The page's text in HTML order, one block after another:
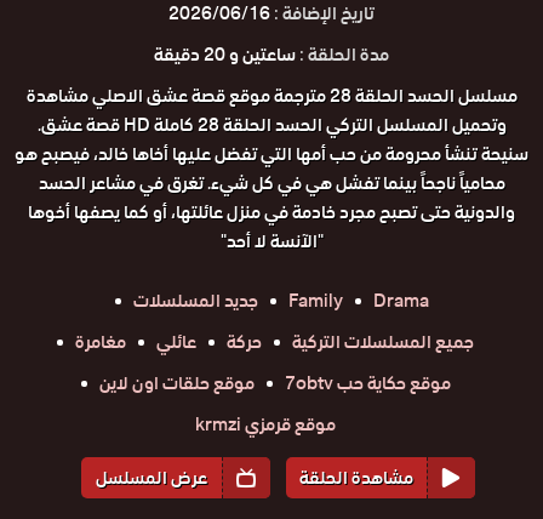
تاريخ الإضافة :2026/06/16
مدة الحلقة :ساعتين و 20 دقيقة
مسلسل الحسد الحلقة 28 مترجمة موقع قصة عشق الاصلي مشاهدة
وتحميل المسلسل التركي الحسد الحلقة 28 كاملة HD قصة عشق.
سنيحة تنشأ محرومة من حب أمها التي تفضل عليها أخاها خالد، فيصبح هو
محامياً ناجحاً بينما تفشل هي في كل شيء. تغرق في مشاعر الحسد
والدونية حتى تصبح مجرد خادمة في منزل عائلتها، أو كما يصفها أخوها
"الآنسة لا أحد"
Drama
Family
جديد المسلسلات
جميع المسلسلات التركية
حركة عائلي
مغامرة
موقع حكاية حب 7obtv
موقع حلقات اون لاين
موقع قرمزي krmzi
مشاهدة الحلقة
عرض المسلسل